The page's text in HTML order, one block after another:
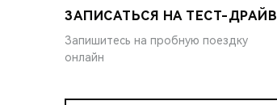
ЗАПИСАТЬСЯ НА ТЕСТ-ДРАЙВ
Запишитесь на пробную поездку
онлайн